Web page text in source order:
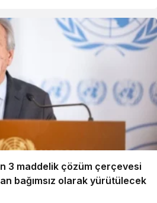
3 maddelik çözüm çerçevesi
bağımsız olarak yürütülecek